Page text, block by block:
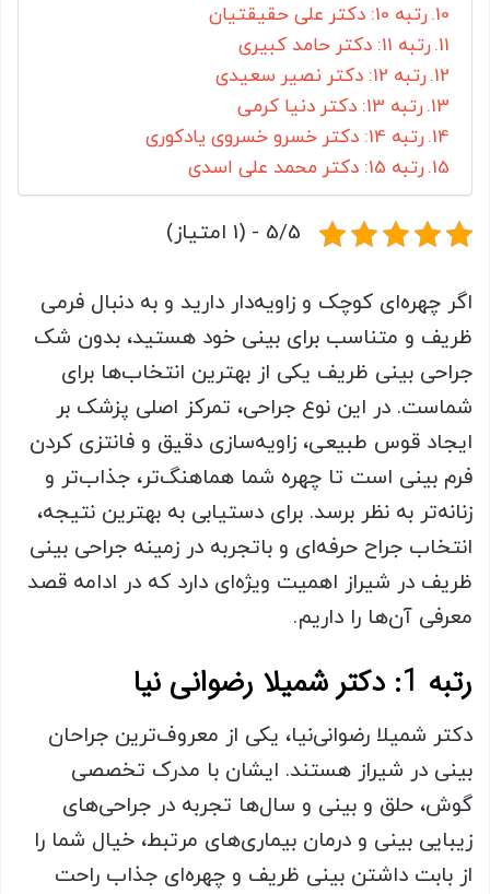
رتبه 10: دکتر علی حقیقتیان
رتبه 11: دکتر حامد کبیری
رتبه 12: دکتر نصیر سعیدی
رتبه 13: دکتر دنیا کرمی
رتبه 14: دکتر خسرو خسروی یادکوری
رتبه 15: دکتر محمد علی اسدی
5/5 - (1 امتیاز)
اگر چهره‌ای کوچک و زاویه‌دار دارید و به دنبال فرمی
ظریف و متناسب برای بینی خود هستید، بدون شک
جراحی بینی ظریف یکی از بهترین انتخاب‌ها برای
شماست. در این نوع جراحی، تمرکز اصلی پزشک بر
ایجاد قوس طبیعی، زاویه‌سازی دقیق و فانتزی کردن
فرم بینی است تا چهره شما هماهنگ‌تر، جذاب‌تر و
زنانه‌تر به نظر برسد. برای دستیابی به بهترین نتیجه،
انتخاب جراح حرفه‌ای و باتجربه در زمینه جراحی بینی
ظریف در شیراز اهمیت ویژه‌ای دارد که در ادامه قصد
معرفی آن‌ها را داریم.
رتبه 1: دکتر شمیلا رضوانی نیا
دکتر شمیلا رضوانی‌نیا، یکی از معروف‌ترین جراحان
بینی در شیراز هستند. ایشان با مدرک تخصصی
گوش، حلق و بینی و سال‌ها تجربه در جراحی‌های
زیبایی بینی و درمان بیماری‌های مرتبط، خیال شما را
از بابت داشتن بینی ظریف و چهره‌ای جذاب راحت